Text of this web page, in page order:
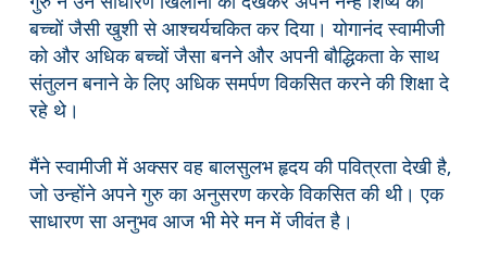
बच्चों जैसी खुशी से आश्चर्यचकित कर दिया। योगानंद स्वामीजी
को और अधिक बच्चों जैसा बनने और अपनी बौद्धिकता के साथ
संतुलन बनाने के लिए अधिक समर्पण विकसित करने की शिक्षा दे
रहे थे।
मैंने स्वामीजी में अक्सर वह बालसुलभ हृदय की पवित्रता देखी है,
जो उन्होंने अपने गुरु का अनुसरण करके विकसित की थी। एक
साधारण सा अनुभव आज भी मेरे मन में जीवंत है।